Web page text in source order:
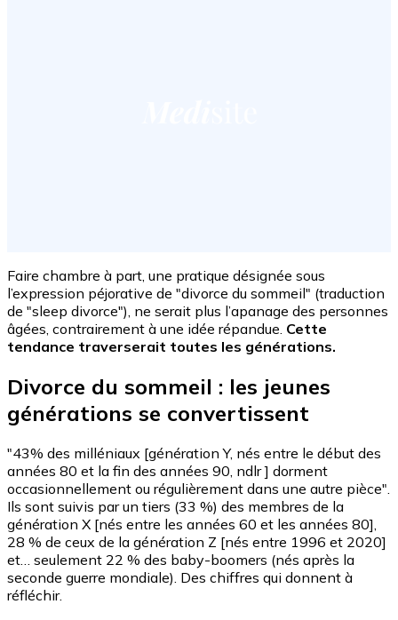
Faire chambre à part, une pratique désignée sous
l’expression péjorative de "divorce du sommeil" (traduction
de "sleep divorce"), ne serait plus l’apanage des personnes
âgées, contrairement à une idée répandue. Cette
tendance traverserait toutes les générations.
Divorce du sommeil : les jeunes
générations se convertissent
"43% des milléniaux [génération Y, nés entre le début des
années 80 et la fin des années 90, ndlr ] dorment
occasionnellement ou régulièrement dans une autre pièce".
Ils sont suivis par un tiers (33 %) des membres de la
génération X [nés entre les années 60 et les années 80],
28 % de ceux de la génération Z [nés entre 1996 et 2020]
et… seulement 22 % des baby-boomers (nés après la
seconde guerre mondiale). Des chiffres qui donnent à
réfléchir.